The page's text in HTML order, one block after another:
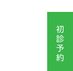
初
診
予
約